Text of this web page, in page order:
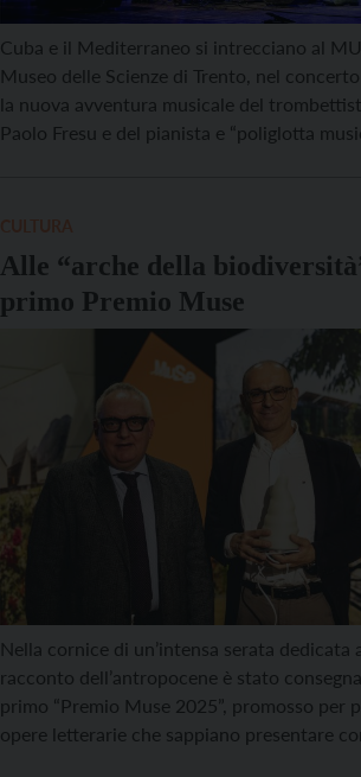
Cuba e il Mediterraneo si intrecciano al
Museo delle Scienze di Trento, nel
la nuova avventura musicale del
Paolo Fresu e del pianista e “poliglotta
Alle “arche della
primo Premio Muse
Nella cornice di un’intensa serata dedicata
racconto dell’antropocene è stato
primo “Premio Muse 2025”, promosso per
opere letterarie che sappiano presentare